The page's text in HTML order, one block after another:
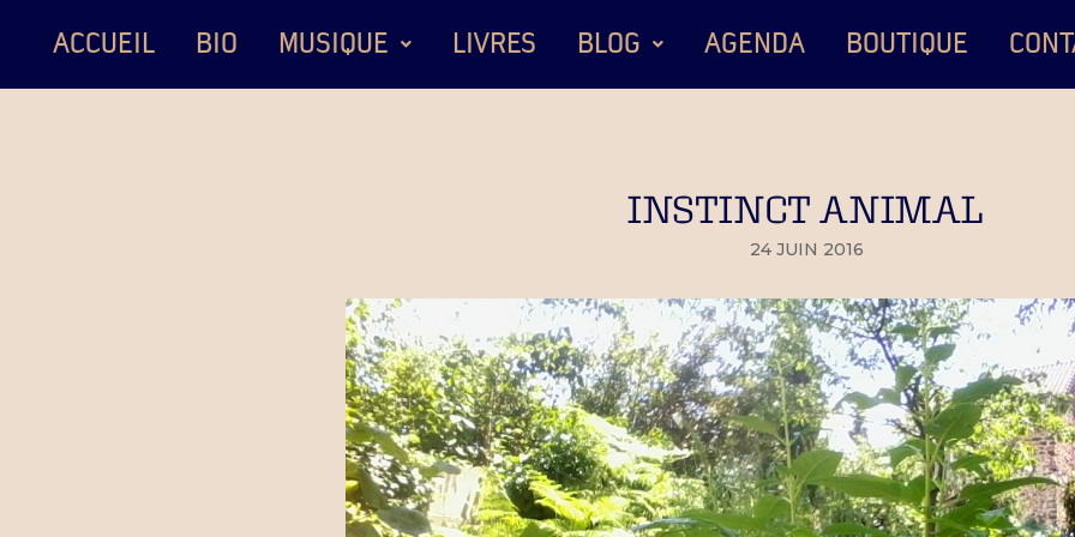
ACCUEIL BIO MUSIQUE LIVRES BLOG AGENDA BOUTIQUE
INSTINCT ANIMAL
24 JUIN 2016